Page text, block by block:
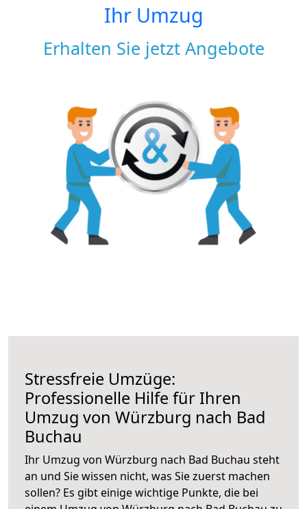
Ihr Umzug
Erhalten Sie jetzt Angebote
Stressfreie Umzüge:
Professionelle Hilfe für Ihren
Umzug von Würzburg nach Bad
Buchau
Ihr Umzug von Würzburg nach Bad Buchau steht
an und Sie wissen nicht, was Sie zuerst machen
sollen? Es gibt einige wichtige Punkte, die bei